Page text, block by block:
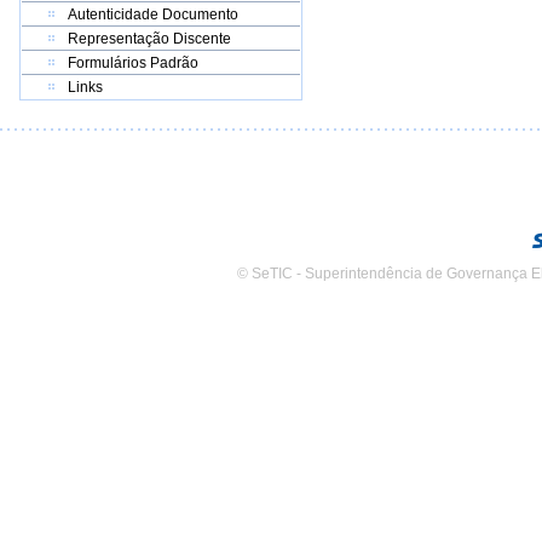
Autenticidade Documento
Representação Discente
Formulários Padrão
Links
© SeTIC - Superintendência de Governança